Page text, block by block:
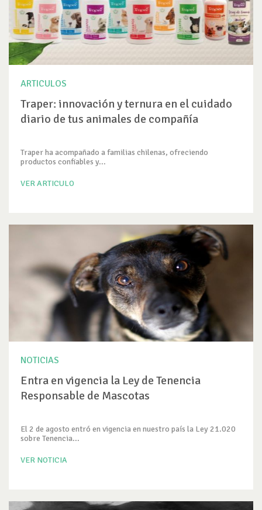
ARTICULOS
Traper: innovación y ternura en el cuidado
diario de tus animales de compañía
Traper ha acompañado a familias chilenas, ofreciendo
productos confiables y...
VER ARTICULO
NOTICIAS
Entra en vigencia la Ley de Tenencia
Responsable de Mascotas
El 2 de agosto entró en vigencia en nuestro país la Ley 21.020
sobre Tenencia...
VER NOTICIA